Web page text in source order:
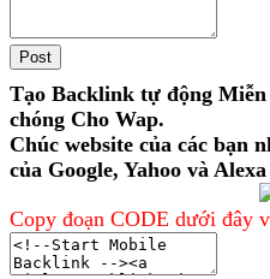
Tạo Backlink tự động
chóng Cho Wap.
Chúc website của các bạn
của Google, Yahoo và
Copy đoạn CODE dưới đây